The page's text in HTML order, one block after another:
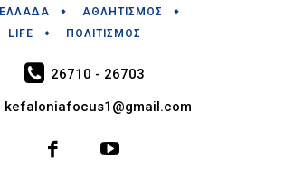
ΕΛΛΑΔΑ
ΑΘΛΗΤΙΣΜΟΣ
LIFE ΠΟΛΙΤΙΣΜΟΣ
26710 - 26703
kefaloniafocus1@gmail.com